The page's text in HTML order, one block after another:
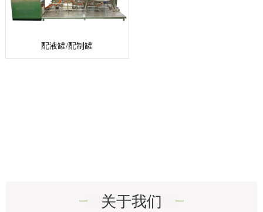
配液罐/配制罐
关于我们